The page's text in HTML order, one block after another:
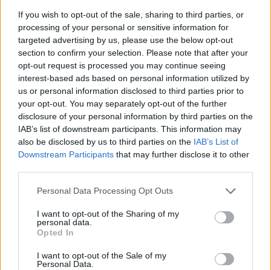
If you wish to opt-out of the sale, sharing to third parties, or
processing of your personal or sensitive information for
targeted advertising by us, please use the below opt-out
section to confirm your selection. Please note that after your
opt-out request is processed you may continue seeing
interest-based ads based on personal information utilized by
us or personal information disclosed to third parties prior to
your opt-out. You may separately opt-out of the further
disclosure of your personal information by third parties on the
IAB’s list of downstream participants. This information may
also be disclosed by us to third parties on the IAB’s List of
Downstream Participants that may further disclose it to other
Personal Data Processing Opt Outs
I want to opt-out of the Sharing of my
personal data.
Opted In
I want to opt-out of the Sale of my
Personal Data.
είσοδο του σπιτιού σου.
Συνεντεύξεις 18/11/2025
Δήμητρα Δερζέκου: «Λέω τη δική μου
αλήθεια»
Συνεντεύξεις 18/11/2025
Τζεφ Μοντάνα: «Κανένας δεν μπορεί
να σου πει ποιος είσαι»